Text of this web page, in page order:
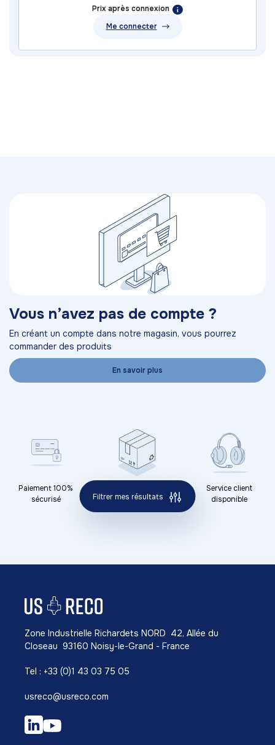
Prix après connexion
Me connecter
Vous n’avez pas de compte ?
En créant un compte dans notre magasin, vous pourrez
commander des produits
En savoir plus
Paiement 100%
sécurisé
Service client
disponible
Zone Industrielle Richardets NORD 42, Allée du
Closeau 93160 Noisy-le-Grand - France
Tel : +33 (0)1 43 03 75 05
usreco@usreco.com
Filtrer mes résultats